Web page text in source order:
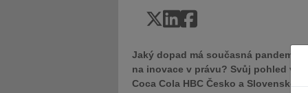
Jaký dopad má současná pandemie
na inovace v právu? Svůj pohled ve
Coca Cola HBC Česko a Slovensko